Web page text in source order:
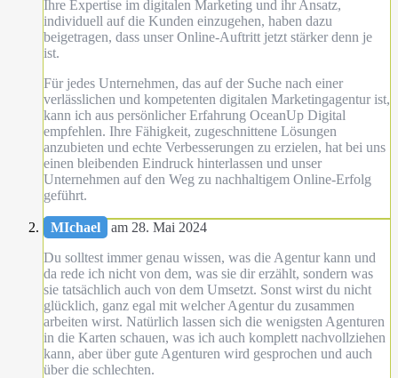
Ihre Expertise im digitalen Marketing und ihr Ansatz,
individuell auf die Kunden einzugehen, haben dazu
beigetragen, dass unser Online-Auftritt jetzt stärker denn je
ist.
Für jedes Unternehmen, das auf der Suche nach einer
verlässlichen und kompetenten digitalen Marketingagentur ist,
kann ich aus persönlicher Erfahrung OceanUp Digital
empfehlen. Ihre Fähigkeit, zugeschnittene Lösungen
anzubieten und echte Verbesserungen zu erzielen, hat bei uns
einen bleibenden Eindruck hinterlassen und unser
Unternehmen auf den Weg zu nachhaltigem Online-Erfolg
geführt.
MIchael
am 28. Mai 2024
Du solltest immer genau wissen, was die Agentur kann und
da rede ich nicht von dem, was sie dir erzählt, sondern was
sie tatsächlich auch von dem Umsetzt. Sonst wirst du nicht
glücklich, ganz egal mit welcher Agentur du zusammen
arbeiten wirst. Natürlich lassen sich die wenigsten Agenturen
in die Karten schauen, was ich auch komplett nachvollziehen
kann, aber über gute Agenturen wird gesprochen und auch
über die schlechten.